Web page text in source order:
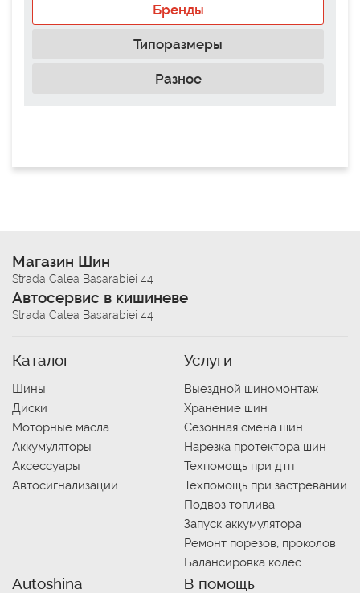
Бренды
Типоразмеры
Разное
Магазин Шин
Strada Calea Basarabiei 44
Автосервис в кишиневе
Strada Calea Basarabiei 44
Каталог
Шины
Диски
Моторные масла
Аккумуляторы
Аксессуары
Автосигнализации
Услуги
Выездной шиномонтаж
Хранение шин
Сезонная смена шин
Нарезка протектора шин
Техпомощь при дтп
Техпомощь при застревании
Подвоз топлива
Запуск аккумулятора
Ремонт порезов, проколов
Балансировка колес
Autoshina В помощь